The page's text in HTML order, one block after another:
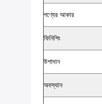
পণ্যের আকার
ফিনিশিং
উপাদান
অবস্থান